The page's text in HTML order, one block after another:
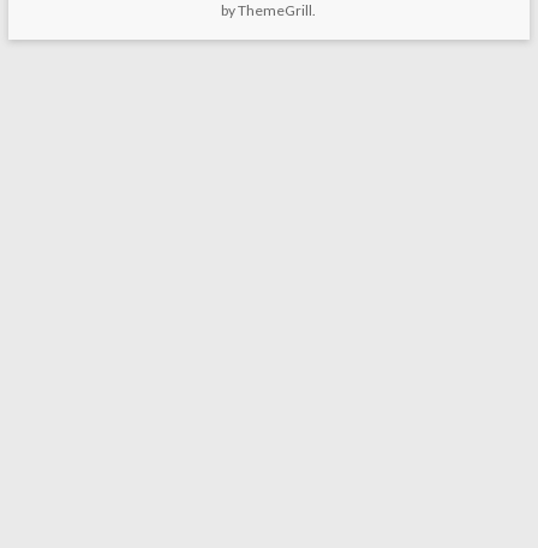
byThemeGrill.